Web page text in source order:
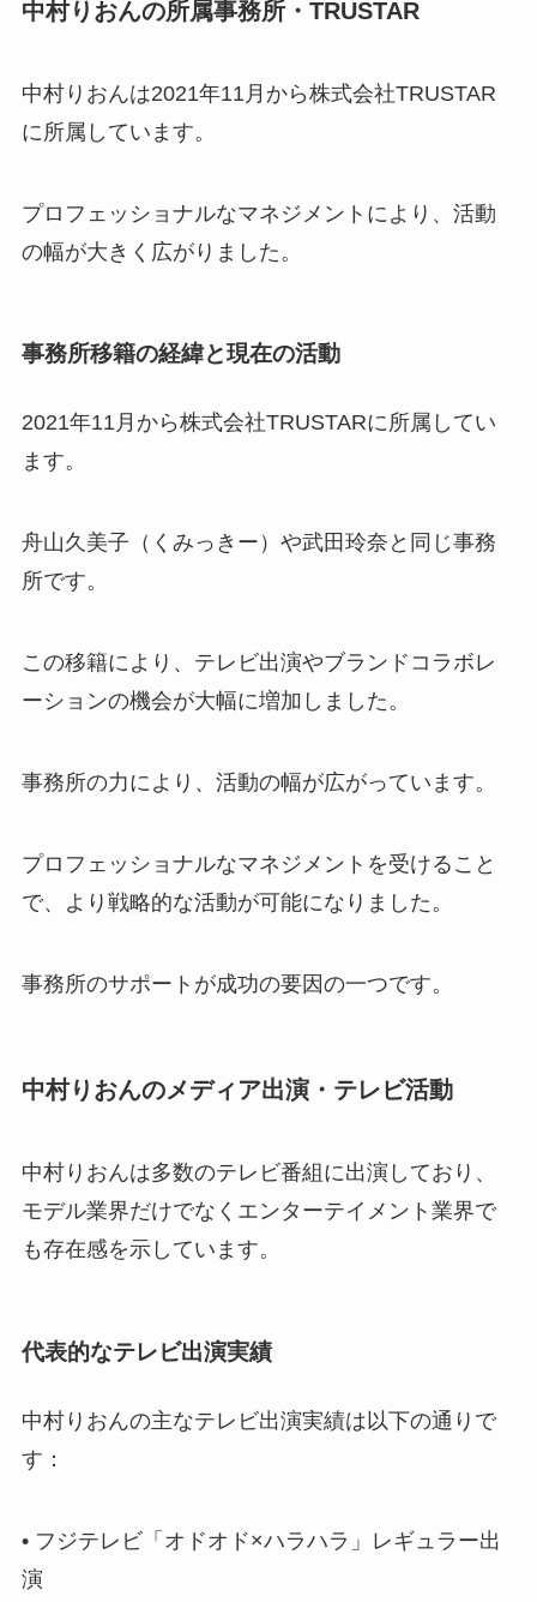
中村りおんの所属事務所・TRUSTAR
中村りおんは2021年11月から株式会社TRUSTAR
に所属しています。
プロフェッショナルなマネジメントにより、活動
の幅が大きく広がりました。
事務所移籍の経緯と現在の活動
2021年11月から株式会社TRUSTARに所属してい
ます。
舟山久美子（くみっきー）や武田玲奈と同じ事務
所です。
この移籍により、テレビ出演やブランドコラボレ
ーションの機会が大幅に増加しました。
事務所の力により、活動の幅が広がっています。
プロフェッショナルなマネジメントを受けること
で、より戦略的な活動が可能になりました。
事務所のサポートが成功の要因の一つです。
中村りおんのメディア出演・テレビ活動
中村りおんは多数のテレビ番組に出演しており、
モデル業界だけでなくエンターテイメント業界で
も存在感を示しています。
代表的なテレビ出演実績
中村りおんの主なテレビ出演実績は以下の通りで
す：
• フジテレビ「オドオド×ハラハラ」レギュラー出
演